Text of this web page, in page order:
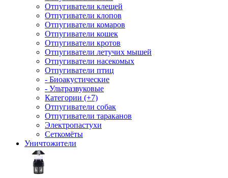
Отпугиватели клещей
Отпугиватели клопов
Отпугиватели комаров
Отпугиватели кошек
Отпугиватели кротов
Отпугиватели летучих мышей
Отпугиватели насекомых
Отпугиватели птиц
- Биоакустические
- Ультразвуковые
Категории (+7)
Отпугиватели собак
Отпугиватели тараканов
Электропастухи
Сеткомёты
Уничтожители